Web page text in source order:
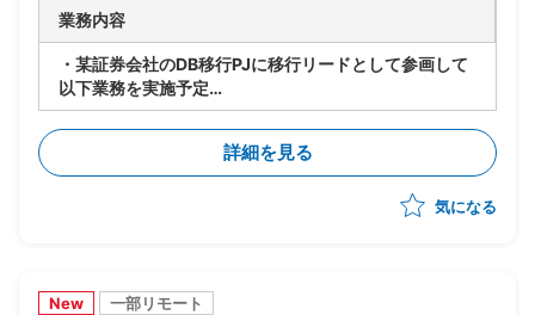
業務内容
・某証券会社のDB移行PJに移行リードとして参画して
以下業務を実施予定
-移行計画の作成
-移行方式検討/本番移行対策の立案
-移行ツール作成に関する計画策定/推進
-移行リハーサル～移行本番～移行後支援までの全体推
詳細を見る
気になる
New 一部リモート